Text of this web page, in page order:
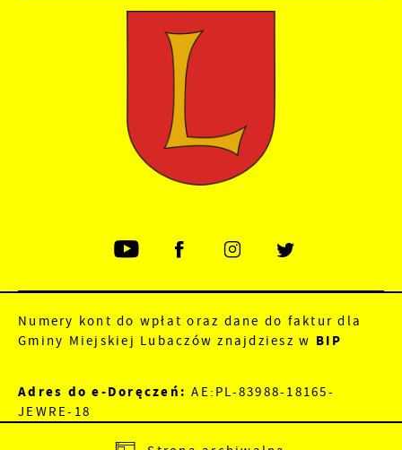
Numery kont do wpłat oraz dane do faktur dla
Gminy Miejskiej Lubaczów znajdziesz w BIP
Adres do e-Doręczeń: AE:PL-83988-18165-
JEWRE-18